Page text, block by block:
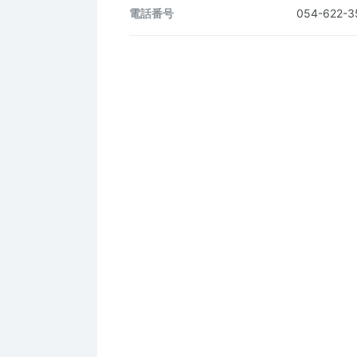
電話番号 054-622-